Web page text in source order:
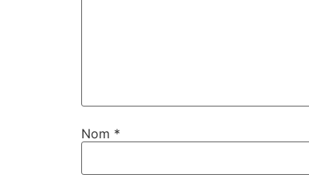
Nom *